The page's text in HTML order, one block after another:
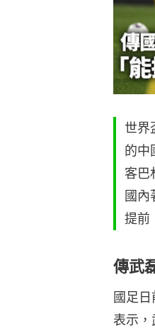
世界
的中
客巴
國內
提前
傳武
國足
表示